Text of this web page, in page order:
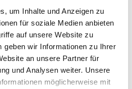
um Inhalte und Anzeigen zu
für soziale Medien anbieten
auf unsere Website zu
geben wir Informationen zu Ihrer
an unsere Partner für
und Analysen weiter. Unsere
möglicherweise mit